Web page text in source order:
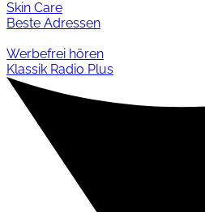
Skin Care
Beste Adressen
Werbefrei hören
Klassik Radio Plus